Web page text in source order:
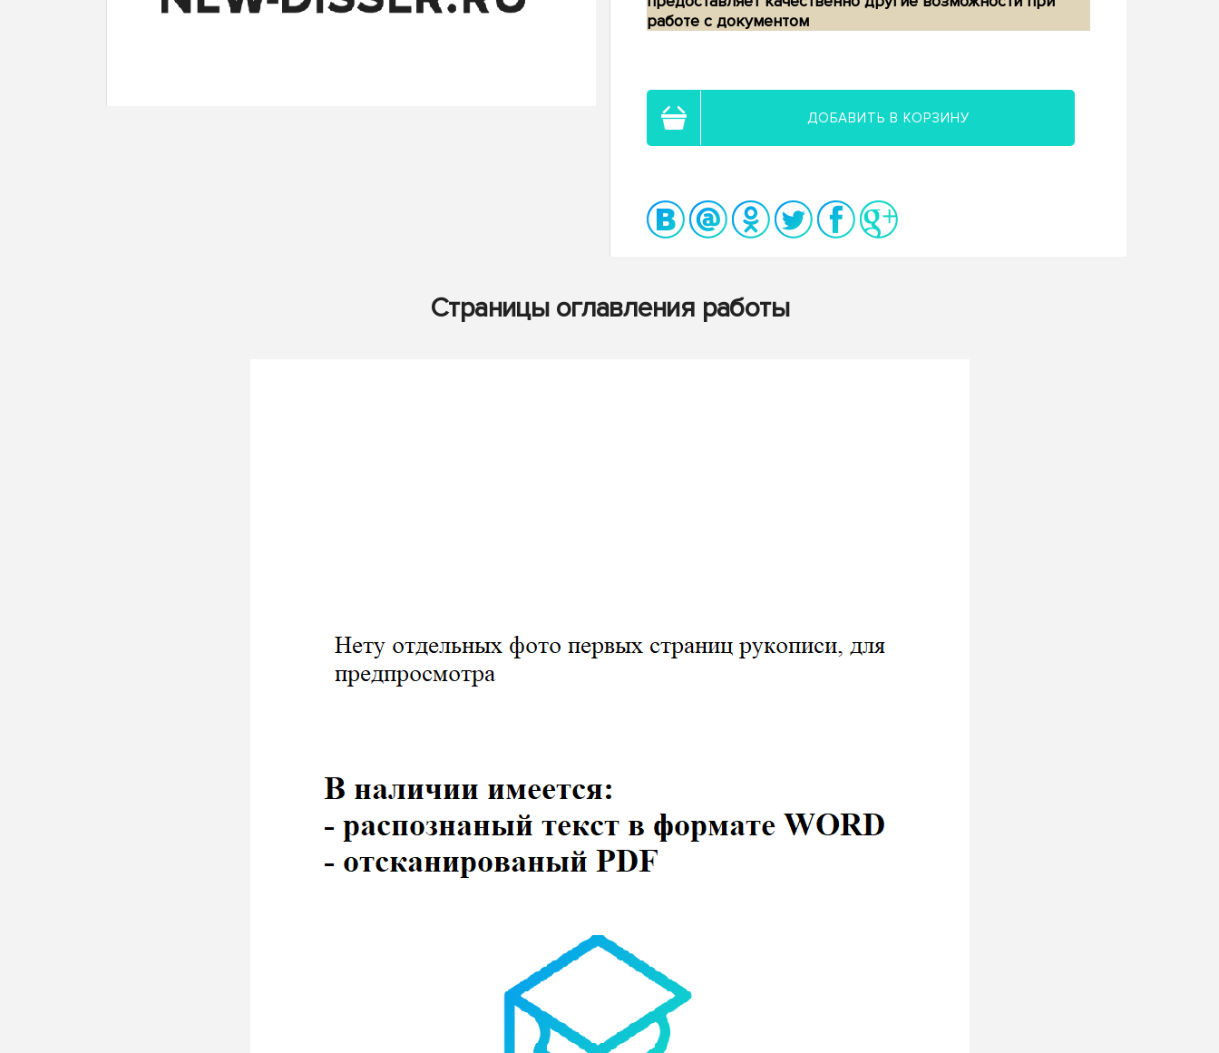
работе с документом
ДОБАВИТЬ В КОРЗИНУ
Страницы оглавления работы